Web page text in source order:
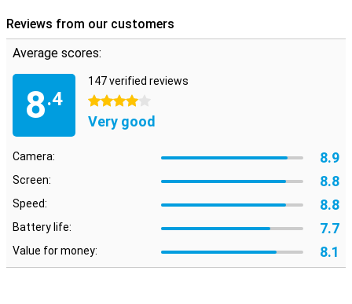
Reviews from our customers
Average scores:
8.4
147 verified reviews
4 stars
Very good
Camera: 8.9
Screen: 8.8
Speed: 8.8
Battery life: 7.7
Value for money: 8.1